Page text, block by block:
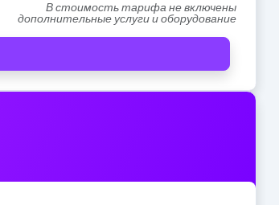
В стоимость тарифа не включены
дополнительные услуги и оборудование